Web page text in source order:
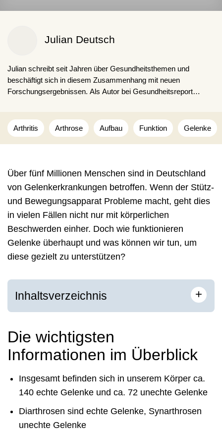
Julian Deutsch
Julian schreibt seit Jahren über Gesundheitsthemen und
beschäftigt sich in diesem Zusammenhang mit neuen
Forschungsergebnissen. Als Autor bei Gesundheitsreport
aktuelle Trends aufmerksam machen.
Arthritis Arthrose Aufbau Funktion Gelenke
Über fünf Millionen Menschen sind in Deutschland
von Gelenkerkrankungen betroffen. Wenn der Stütz-
und Bewegungsapparat Probleme macht, geht dies
in vielen Fällen nicht nur mit körperlichen
Beschwerden einher. Doch wie funktionieren
Gelenke überhaupt und was können wir tun, um
diese gezielt zu unterstützen?
Inhaltsverzeichnis +
Die wichtigsten
Informationen im Überblick
Insgesamt befinden sich in unserem Körper ca.
140 echte Gelenke und ca. 72 unechte Gelenke
Diarthrosen sind echte Gelenke, Synarthrosen
unechte Gelenke